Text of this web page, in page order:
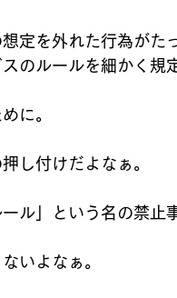
定を外れた行為がた
のルールを細かく規
に。
し付けだよなぁ。
ル」という名の禁止
いよなぁ。